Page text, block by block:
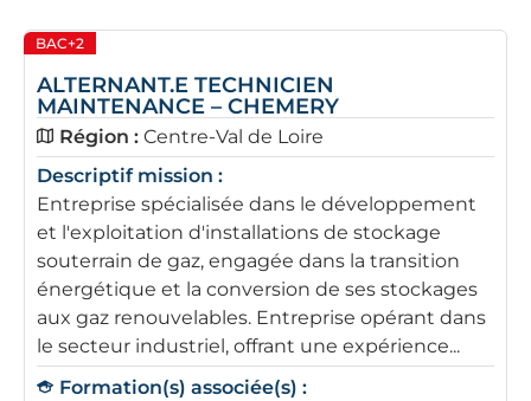
BAC+2
ALTERNANT.E TECHNICIEN
MAINTENANCE – CHEMERY
Région : Centre-Val de Loire
Descriptif mission :
Entreprise spécialisée dans le développement
et l'exploitation d'installations de stockage
souterrain de gaz, engagée dans la transition
énergétique et la conversion de ses stockages
aux gaz renouvelables. Entreprise opérant dans
le secteur industriel, offrant une expérience...
Formation(s) associée(s) :